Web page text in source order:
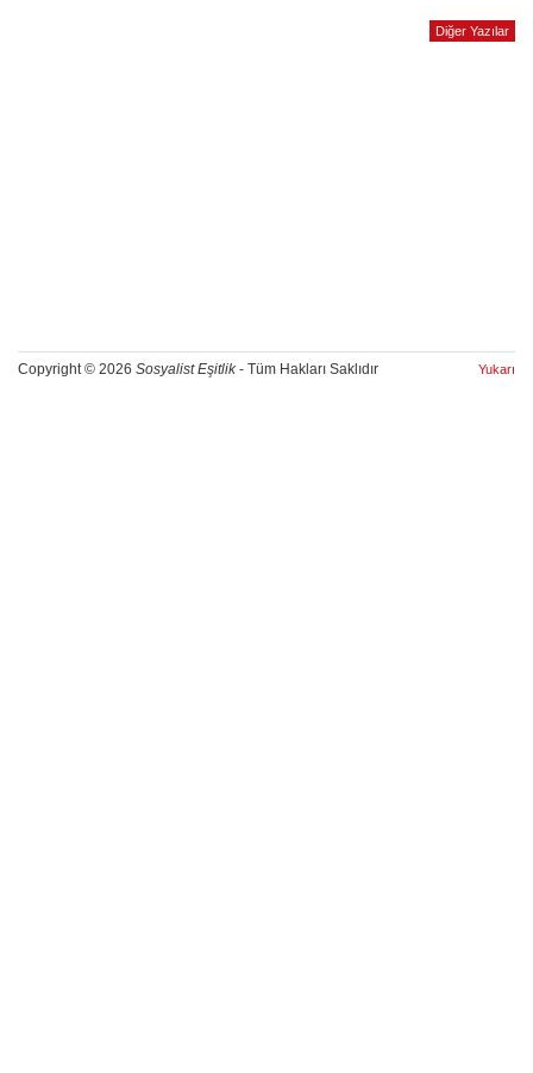
Diğer Yazılar
Copyright © 2026 Sosyalist Eşitlik- Tüm Hakları Saklıdır Yukarı